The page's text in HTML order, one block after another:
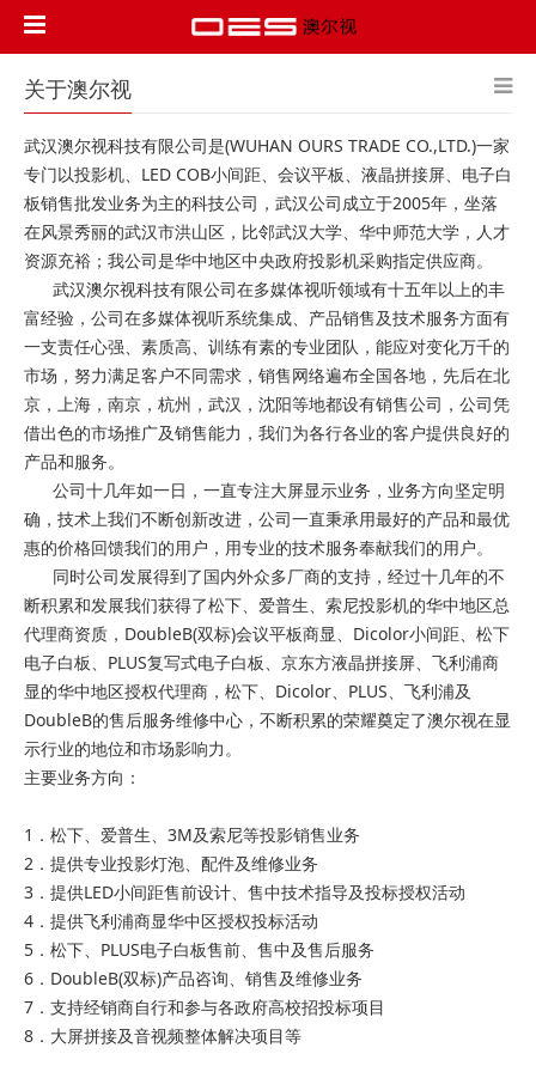
关于澳尔视
武汉澳尔视科技有限公司是(WUHAN OURS TRADE CO.,LTD.)一家
专门以投影机、LED COB小间距、会议平板、液晶拼接屏、电子白
板销售批发业务为主的科技公司，武汉公司成立于2005年，坐落
在风景秀丽的武汉市洪山区，比邻武汉大学、华中师范大学，人才
资源充裕；我公司是华中地区中央政府投影机采购指定供应商。
武汉澳尔视科技有限公司在多媒体视听领域有十五年以上的丰
富经验，公司在多媒体视听系统集成、产品销售及技术服务方面有
一支责任心强、素质高、训练有素的专业团队，能应对变化万千的
市场，努力满足客户不同需求，销售网络遍布全国各地，先后在北
京，上海，南京，杭州，武汉，沈阳等地都设有销售公司，公司凭
借出色的市场推广及销售能力，我们为各行各业的客户提供良好的
产品和服务。
公司十几年如一日，一直专注大屏显示业务，业务方向坚定明
确，技术上我们不断创新改进，公司一直秉承用最好的产品和最优
惠的价格回馈我们的用户，用专业的技术服务奉献我们的用户。
同时公司发展得到了国内外众多厂商的支持，经过十几年的不
断积累和发展我们获得了松下、爱普生、索尼投影机的华中地区总
代理商资质，DoubleB(双标)会议平板商显、Dicolor小间距、松下
电子白板、PLUS复写式电子白板、京东方液晶拼接屏、飞利浦商
显的华中地区授权代理商，松下、Dicolor、PLUS、飞利浦及
DoubleB的售后服务维修中心，不断积累的荣耀奠定了澳尔视在显
示行业的地位和市场影响力。
主要业务方向：
1．松下、爱普生、3M及索尼等投影销售业务
2．提供专业投影灯泡、配件及维修业务
3．提供LED小间距售前设计、售中技术指导及投标授权活动
4．提供飞利浦商显华中区授权投标活动
5．松下、PLUS电子白板售前、售中及售后服务
6．DoubleB(双标)产品咨询、销售及维修业务
7．支持经销商自行和参与各政府高校招投标项目
8．大屏拼接及音视频整体解决项目等